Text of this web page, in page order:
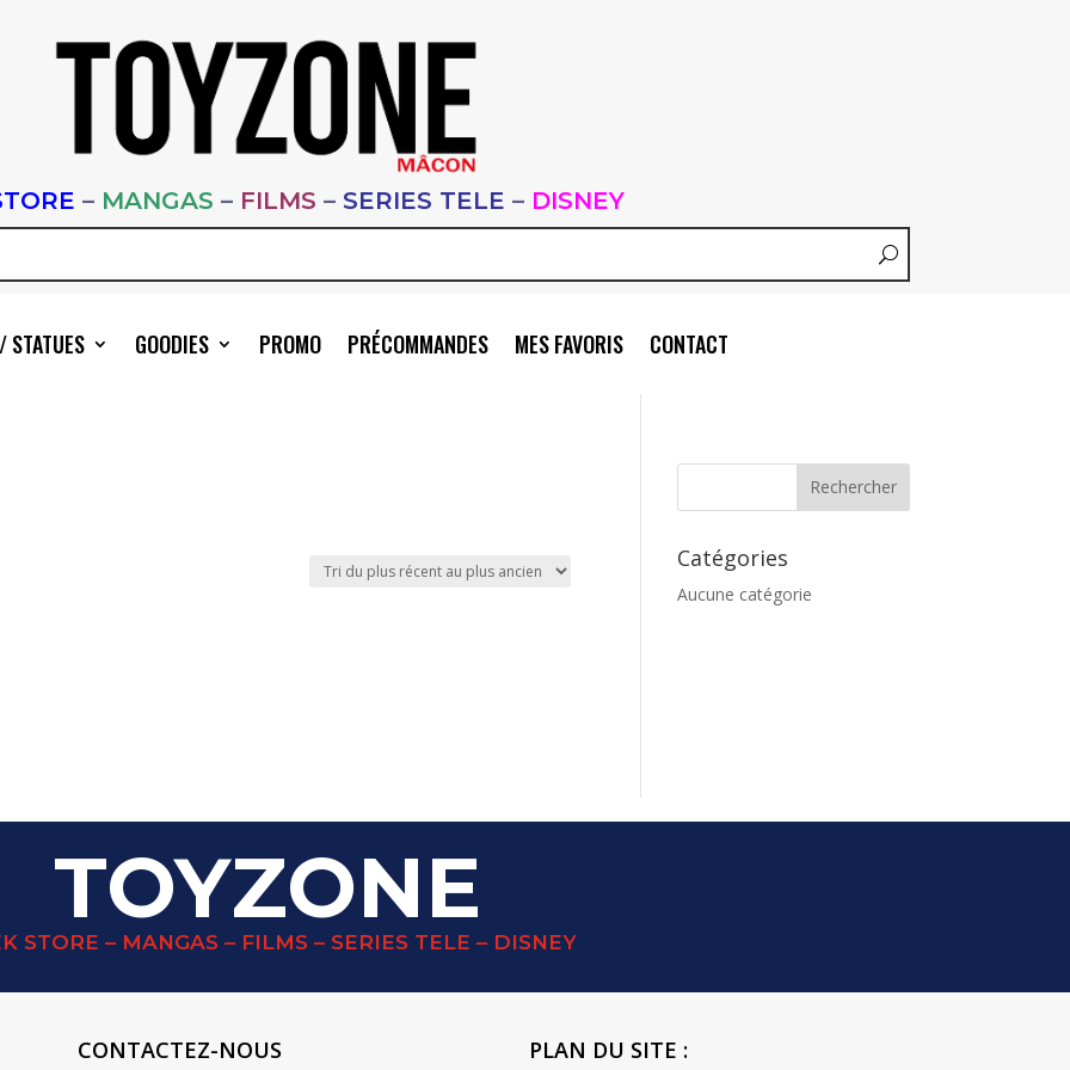
– MANGAS – FILMS – SERIES TELE – DISNEY
STATUES GOODIES PROMO PRÉCOMMANDES MES FAVORIS CONTACT
Catégories
Aucune catégorie
TOYZONE
STORE – MANGAS – FILMS – SERIES TELE – DISNEY
CONTACTEZ-NOUS PLAN DU SITE :